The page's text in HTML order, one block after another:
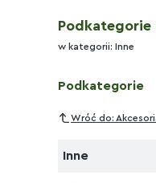
w kategorii: Inne
Podkategorie
Wróć do:
Inne